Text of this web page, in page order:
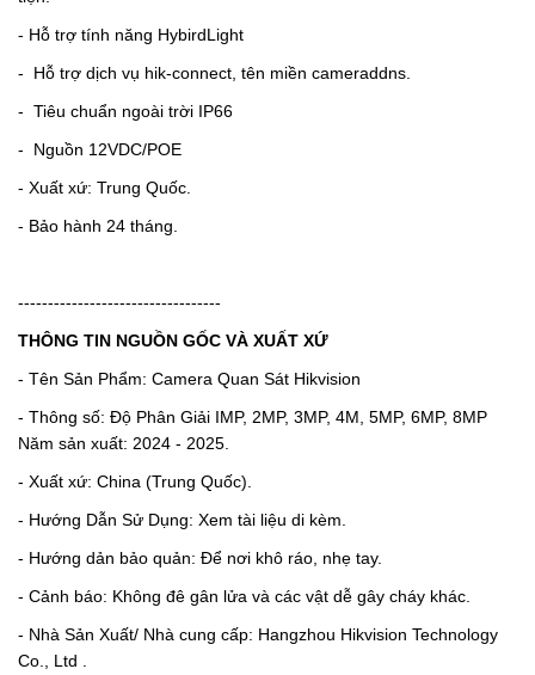
- Hỗ trợ tính năng HybirdLight
-
Hỗ trợ dịch vụ hik-connect, tên miền cameraddns.
- Tiêu chuẩn ngoài trời IP66
-
Nguồn 12VDC/POE
- Xuất xứ: Trung Quốc.
- Bảo hành 24 tháng.
----------------------------------
THÔNG TIN NGUỒN GỐC VÀ XUẤT XỨ
- Tên Sản Phẩm: Camera Quan Sát Hikvision
- Thông số: Độ Phân Giải IMP, 2MP, 3MP, 4M, 5MP, 6MP, 8MP
Năm sản xuất: 2024 - 2025.
- Xuất xứ: China (Trung Quốc).
- Hướng Dẫn Sử Dụng: Xem tài liệu di kèm.
- Hướng dản bảo quản: Để nơi khô ráo, nhẹ tay.
- Cảnh báo: Không đê gân lửa và các vật dễ gây cháy khác.
- Nhà Sản Xuất/ Nhà cung cấp: Hangzhou Hikvision Technology
Co., Ltd .